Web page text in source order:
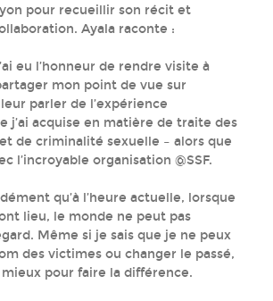
pour recueillir son récit et
Ayala raconte :
eu l’honneur de rendre visite à
mon point de vue sur
parler de l’expérience
j’ai acquise en matière de traite des
de criminalité sexuelle – alors que
l’incroyable organisation @SSF.
qu’à l’heure actuelle, lorsque
lieu, le monde ne peut pas
Même si je sais que je ne peux
des victimes ou changer le passé,
mieux pour faire la différence.